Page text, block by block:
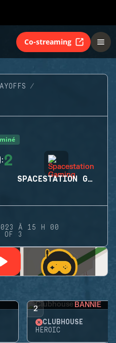
Co-streaming
:2
SPACESTATION GAMING
À 15 H 00
OF 3
2 BANNIE
CLUBHOUSE
HEROIC